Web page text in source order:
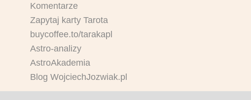
Komentarze
Zapytaj karty Tarota
buycoffee.to/tarakapl
Astro-analizy
AstroAkademia
Blog WojciechJozwiak.pl